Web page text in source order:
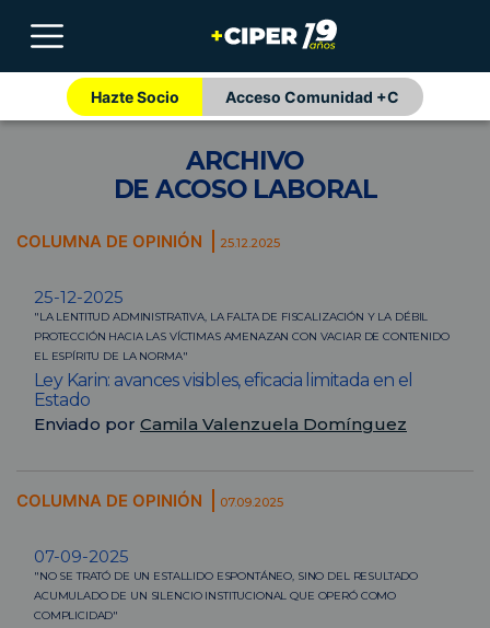
Hazte Socio Acceso Comunidad +C
ARCHIVO
DE ACOSO LABORAL
COLUMNA DE OPINIÓN 25.12.2025
25-12-2025
"LA LENTITUD ADMINISTRATIVA, LA FALTA DE FISCALIZACIÓN Y LA DÉBIL
PROTECCIÓN HACIA LAS VÍCTIMAS AMENAZAN CON VACIAR DE CONTENIDO
EL ESPÍRITU DE LA NORMA"
Ley Karin: avances visibles, eficacia limitada en el
Estado
Enviado por Camila Valenzuela Domínguez
COLUMNA DE OPINIÓN 07.09.2025
07-09-2025
"NO SE TRATÓ DE UN ESTALLIDO ESPONTÁNEO, SINO DEL RESULTADO
ACUMULADO DE UN SILENCIO INSTITUCIONAL QUE OPERÓ COMO
COMPLICIDAD"